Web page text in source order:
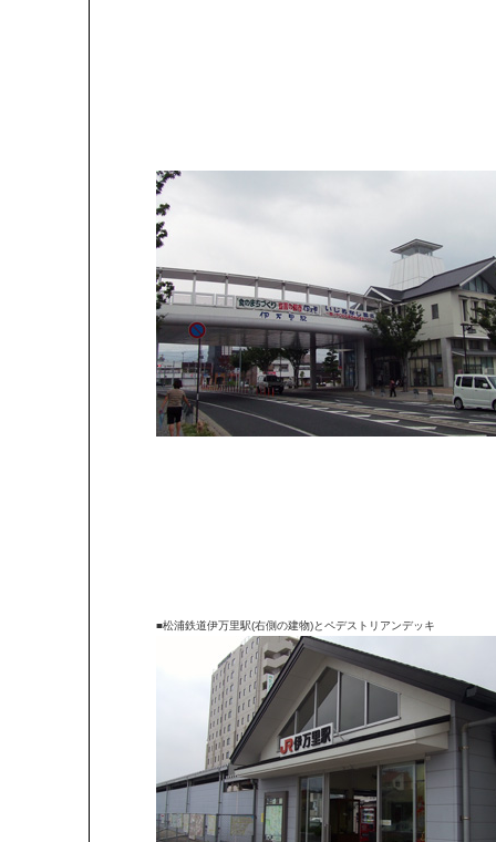
■松浦鉄道伊万里駅(右側の建物)とペデストリアンデッキ